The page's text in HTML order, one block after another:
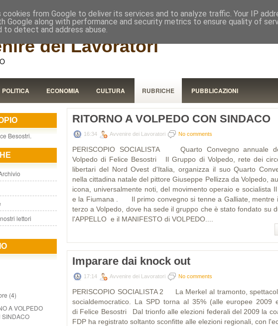
dei Lavoratori
POLITICA ECONOMIA CULTURA RUBRICHE PUBBLICAZIONI
Besostri.
lettori
(4)
A VOLPEDO
SINDACO
RITORNO A VOLPEDO CON SINDACO
16:34 Avvenire dei Lavoratori No comments
PERISCOPIO SOCIALISTA Quarto Convegno annuale
Volpedo di Felice Besostri Il Gruppo di Volpedo, rete dei
libertari del Nord Ovest d'Italia, organizza il suo Quarto
nella cittadina natale del pittore Giuseppe Pellizza da Volpedo,
icona, universalmente noti, del movimento operaio e socialista
e la Fiumana . Il primo convegno si tenne a Galliate, mentre
terzo a Volpedo, dove ha sede il gruppo che è stato fondato su
l'APPELLO e il MANIFESTO di VOLPEDO....
Imparare dai knock out
17:14 Avvenire dei Lavoratori No comments
PERISCOPIO SOCIALISTA 2 La Merkel al tramonto,
socialdemocratico. La SPD torna al 35% (alle europee 2009
di Felice Besostri Dal trionfo alle elezioni federali del 2009 la
FDP ha registrato soltanto sconfitte alle elezioni regionali, con
cookies from Google to deliver its services and to analyze traffic. Your IP
Google along with performance and security metrics to ensure quality of
to detect and address abuse.